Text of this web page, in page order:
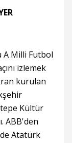
A Milli Futbol
izlemek
kurulan
Kültür
ABB'den
Atatürk